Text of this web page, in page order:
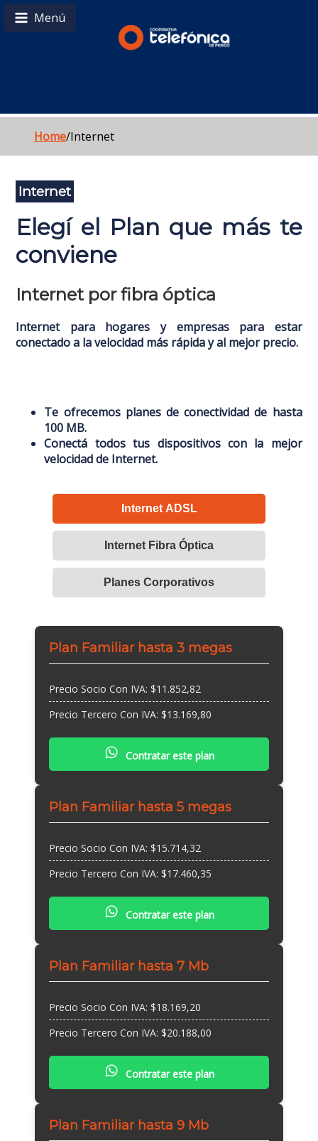
Menú
Internet
Socios
Factura Online
Home/Internet
Internet
Elegí el Plan que más te
conviene
Internet por fibra óptica
Internet para hogares y empresas para estar
conectado a la velocidad más rápida y al mejor precio.
Te ofrecemos planes de conectividad de hasta
100 MB.
Conectá todos tus dispositivos con la mejor
velocidad de Internet.
Internet ADSL
Internet Fibra Óptica
Planes Corporativos
Plan Familiar hasta 3 megas
Precio Socio Con IVA: $11.852,82
Precio Tercero Con IVA: $13.169,80
Contratar este plan
Plan Familiar hasta 5 megas
Precio Socio Con IVA: $15.714,32
Precio Tercero Con IVA: $17.460,35
Contratar este plan
Plan Familiar hasta 7 Mb
Precio Socio Con IVA: $18.169,20
Precio Tercero Con IVA: $20.188,00
Contratar este plan
Plan Familiar hasta 9 Mb